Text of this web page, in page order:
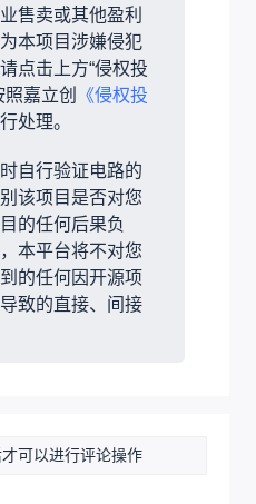
售卖或其他盈利
本项目涉嫌侵犯
点击上方“侵权投
嘉立创
《侵权投
处理。
自行验证电路的
该项目是否对您
的任何后果负
本平台将不对您
的任何因开源项
致的直接、间接
才可以进行评论操作